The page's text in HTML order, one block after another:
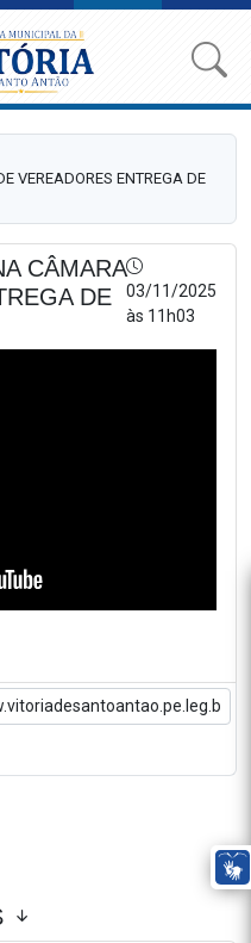
VEREADORES ENTREGA DE
CÂMARA
DE
03/11/2025
às 11h03